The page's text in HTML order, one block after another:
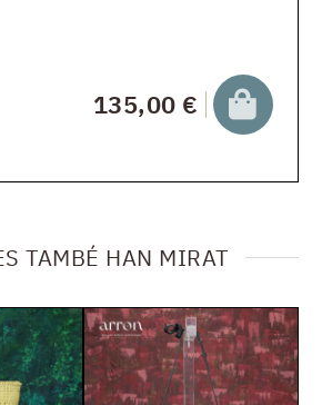
135,00 €
TAMBÉ HAN MIRAT